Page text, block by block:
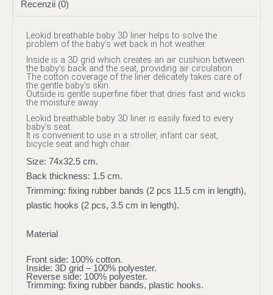
Recenzii (0)
Leokid breathable baby 3D liner helps to solve the
problem of the baby’s wet back in hot weather.
Inside is a 3D grid which creates an air cushion between
the baby’s back and the seat, providing air circulation.
The cotton coverage of the liner delicately takes care of
the gentle baby’s skin.
Outside is gentle superfine fiber that dries fast and wicks
the moisture away.
Leokid breathable baby 3D liner is easily fixed to every
baby’s seat.
It is convenient to use in a stroller, infant car seat,
bicycle seat and high chair.
Size: 74х32.5 cm.
Back thickness: 1.5 cm.
Trimming: fixing rubber bands (2 pcs 11.5 cm in length),
plastic hooks (2 pcs, 3.5 cm in length).
Material
Front side: 100% cotton.
Inside: 3D grid – 100% polyester.
Reverse side: 100% polyester.
Trimming: fixing rubber bands, plastic hooks.